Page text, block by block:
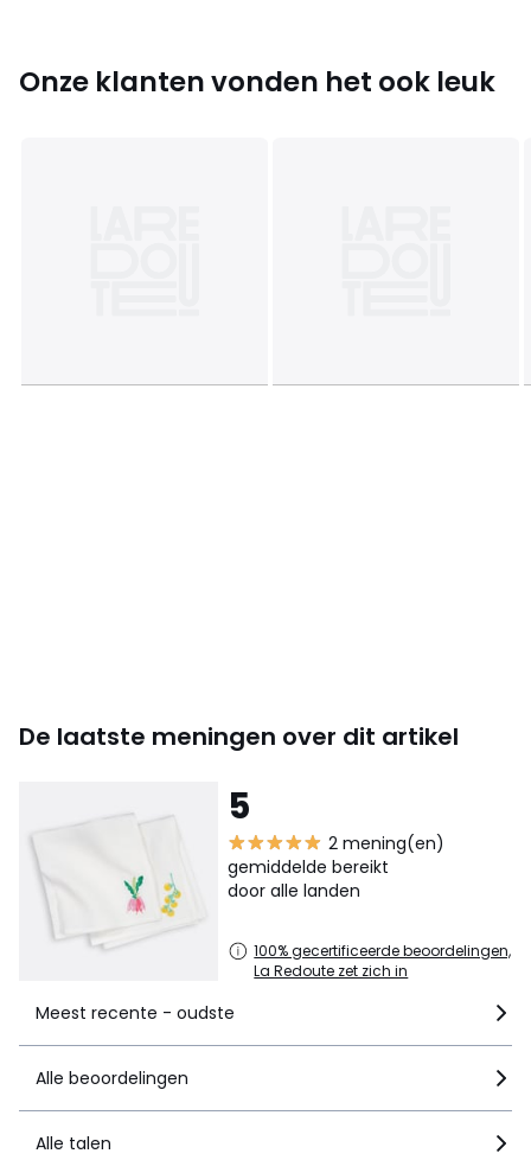
Onze klanten vonden het ook leuk
De laatste meningen over dit artikel
5
2 mening(en)
gemiddelde bereikt
door alle landen
100% gecertificeerde beoordelingen,
La Redoute zet zich in
Meest recente - oudste
Alle beoordelingen
Alle talen